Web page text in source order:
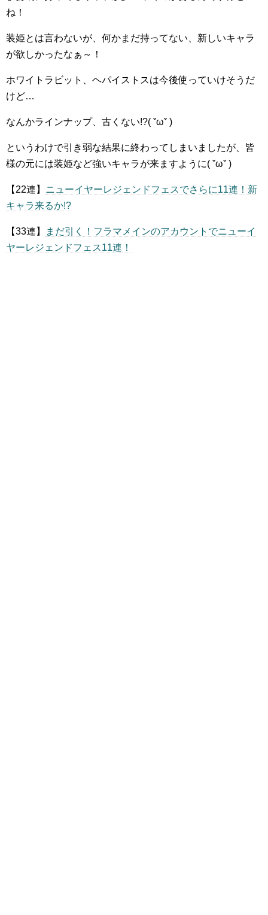
ね！
装姫とは言わないが、何かまだ持ってない、新しいキャラ
が欲しかったなぁ～！
ホワイトラビット、ヘパイストスは今後使っていけそうだ
けど…
なんかラインナップ、古くない!?( ˇωˇ )
というわけで引き弱な結果に終わってしまいましたが、皆
様の元には装姫など強いキャラが来ますように( ˇωˇ )
【22連】 ニューイヤーレジェンドフェスでさらに11連！新
キャラ来るか!?
【33連】
まだ引く！フラマメインのアカウントでニューイ
ヤーレジェンドフェス11連！